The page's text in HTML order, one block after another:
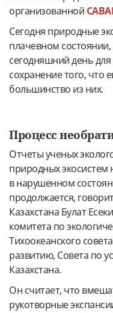
организованной
Сегодня природные
плачевном
сегодняшний день для
сохранение того, что
большинство из них.
Процесс
Отчеты ученых
природных экосистем
в нарушенном
продолжается,
Казахстана Булат
комитета по
Тихоокеанского
развитию, Совета по
Казахстана.
Он считает, что
рукотворные